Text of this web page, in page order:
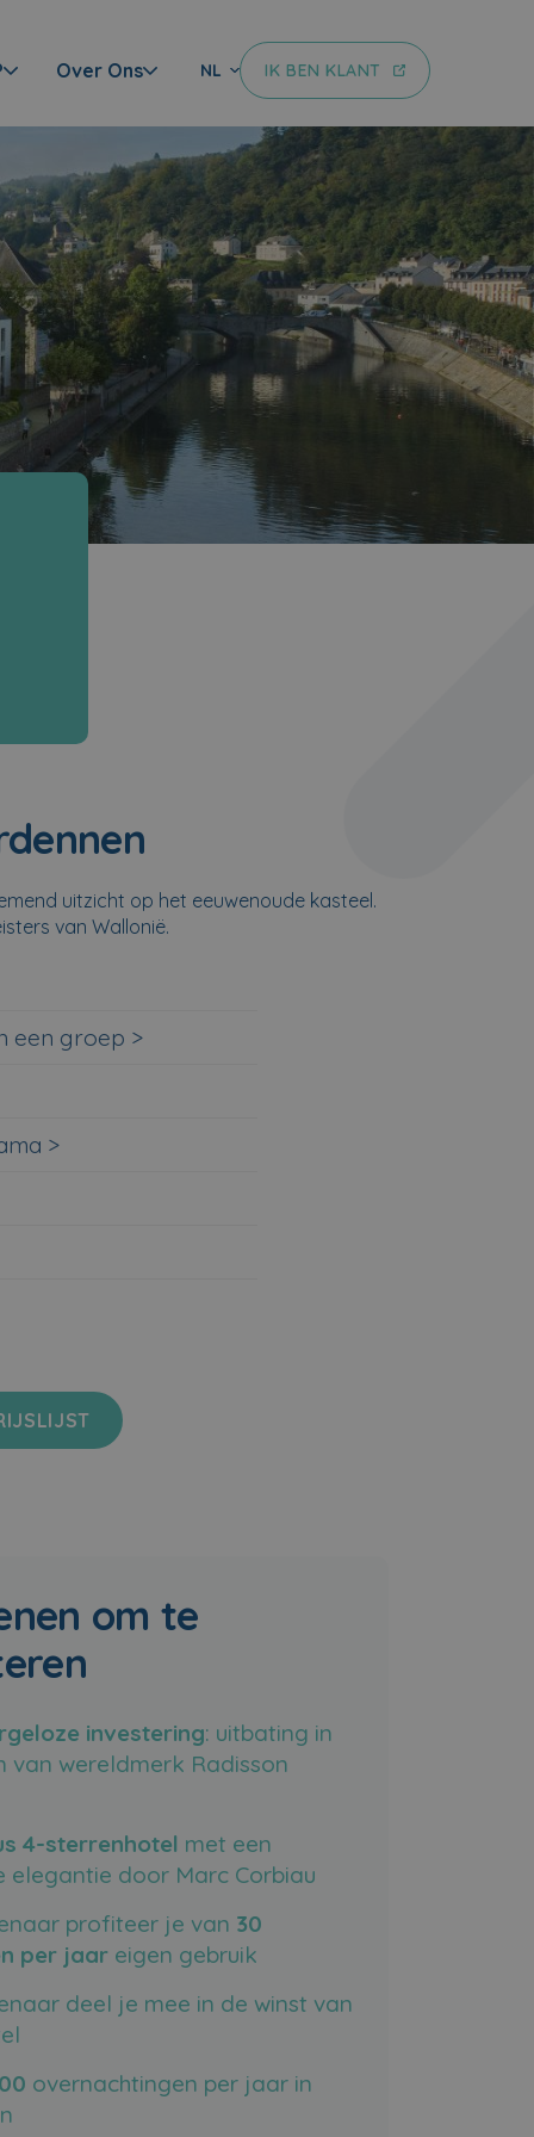
Over Ons NL IK BEN KLANT
uitzicht op het eeuwenoude kasteel.
van Wallonië.
een groep >
>
om te
investering: uitbating in
van wereldmerk Radisson
4-sterrenhotel met een
elegantie door Marc Corbiau
profiteer je van 30
per jaareigen gebruik
deel je mee in de winst van
overnachtingen per jaar in